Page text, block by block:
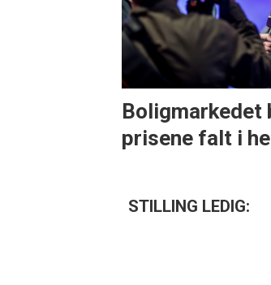
Boligmarkedet
prisene falt i
STILLING LEDIG: